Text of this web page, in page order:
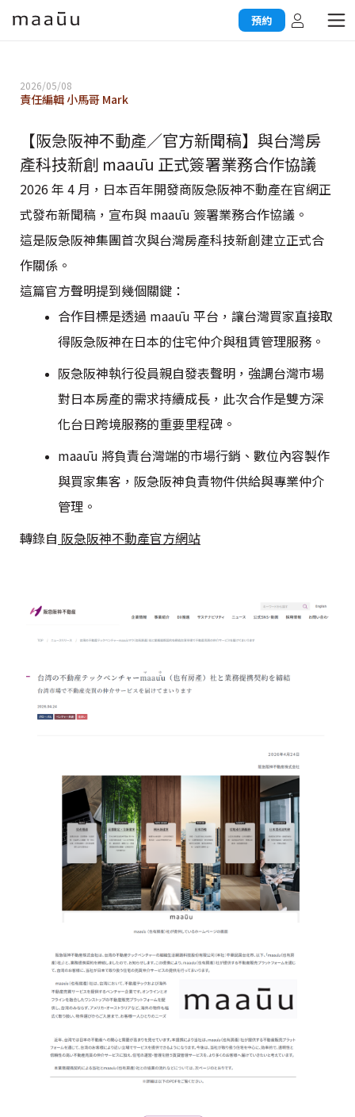
預約
2026/05/08
責任編輯 小馬哥 Mark
【阪急阪神不動產／官方新聞稿】與台灣房
產科技新創 maaūu 正式簽署業務合作協議
2026 年 4 月，日本百年開發商阪急阪神不動產在官網正
式發布新聞稿，宣布與 maaūu 簽署業務合作協議。
這是阪急阪神集團首次與台灣房產科技新創建立正式合
作關係。
這篇官方聲明提到幾個關鍵：
合作目標是透過 maaūu 平台，讓台灣買家直接取
得阪急阪神在日本的住宅仲介與租賃管理服務。
阪急阪神執行役員親自發表聲明，強調台灣市場
對日本房產的需求持續成長，此次合作是雙方深
化台日跨境服務的重要里程碑。
maaūu 將負責台灣端的市場行銷、數位內容製作
與買家集客，阪急阪神負責物件供給與專業仲介
管理。
轉錄自 阪急阪神不動產官方網站